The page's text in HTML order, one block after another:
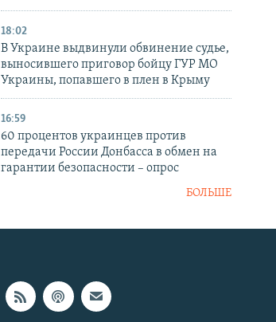
18:02
В Украине выдвинули обвинение судье,
выносившего приговор бойцу ГУР МО
Украины, попавшего в плен в Крыму
16:59
60 процентов украинцев против
передачи России Донбасса в обмен на
гарантии безопасности – опрос
БОЛЬШЕ